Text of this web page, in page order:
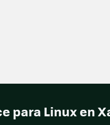
para Linux en